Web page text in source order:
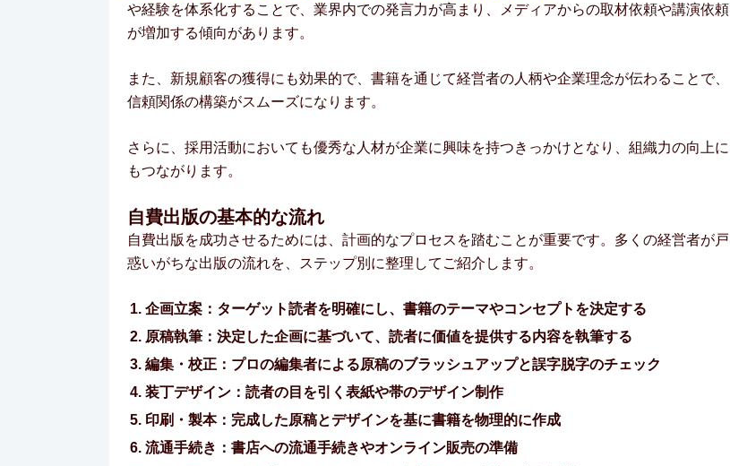
や経験を体系化することで、業界内での発言力が高まり、メディアからの取材依頼や講演依頼
が増加する傾向があります。
また、新規顧客の獲得にも効果的で、書籍を通じて経営者の人柄や企業理念が伝わることで、
信頼関係の構築がスムーズになります。
さらに、採用活動においても優秀な人材が企業に興味を持つきっかけとなり、組織力の向上に
もつながります。
自費出版の基本的な流れ
自費出版を成功させるためには、計画的なプロセスを踏むことが重要です。多くの経営者が戸
惑いがちな出版の流れを、ステップ別に整理してご紹介します。
企画立案：ターゲット読者を明確にし、書籍のテーマやコンセプトを決定する
原稿執筆：決定した企画に基づいて、読者に価値を提供する内容を執筆する
編集・校正：プロの編集者による原稿のブラッシュアップと誤字脱字のチェック
装丁デザイン：読者の目を引く表紙や帯のデザイン制作
印刷・製本：完成した原稿とデザインを基に書籍を物理的に作成
流通手続き：書店への流通手続きやオンライン販売の準備